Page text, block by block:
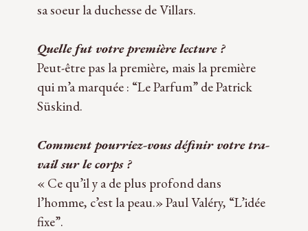
sa soeur la duchesse de Villars.
Quelle fut votre pre­mière lec­ture ?
Peut-être pas la pre­mière, mais la pre­mière
qui m’a mar­quée : “Le Par­fum” de Patrick
Süskind.
Com­ment pourriez-vous défi­nir votre tra­
vail sur le corps ?
« Ce qu’il y a de plus pro­fond dans
l’homme, c’est la peau.» Paul Valéry, “L’idée
fixe”.